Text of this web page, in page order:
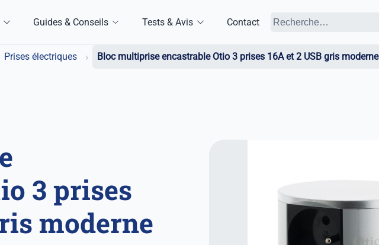
Guides & Conseils Tests & Avis Contact
Prises électriques › Bloc multiprise encastrable Otio 3 prises 16A et 2 USB gris moderne
3 prises
moderne